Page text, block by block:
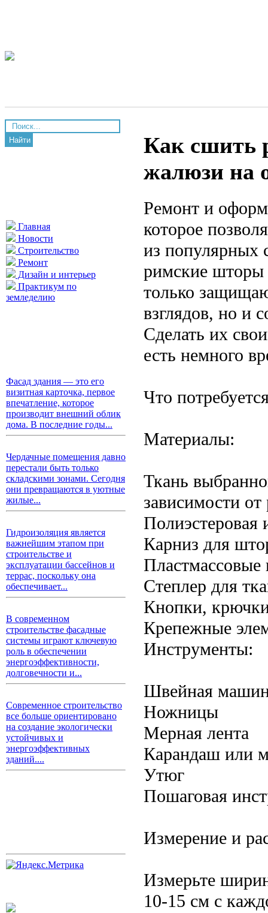
Найти
Главная
Новости
Строительство
Ремонт
Дизайн и интерьер
Практикум по
земледелию
Фасад здания — это его
визитная карточка, первое
впечатление, которое
производит внешний облик
дома. В последние годы...
Чердачные помещения давно
перестали быть только
складскими зонами. Сегодня
они превращаются в уютные
жилые...
Гидроизоляция является
важнейшим этапом при
строительстве и
эксплуатации бассейнов и
террас, поскольку она
обеспечивает...
В современном
строительстве фасадные
системы играют ключевую
роль в обеспечении
энергоэффективности,
долговечности и...
Современное строительство
все больше ориентировано
на создание экологически
устойчивых и
энергоэффективных
зданий....
Как сшить
жалюзи на
Ремонт и
которое
из популярных
римские
только
взглядов, но и
Сделать их
есть немного
Что
Материалы:
Ткань
зависимости
Полиэстеровая
Карниз для
Пластмассовые
Степлер для
Кнопки,
Крепежные
Инструменты:
Швейная
Ножницы
Мерная лента
Карандаш или
Утюг
Пошаговая
Измерение и
Измерьте
10-15 см с